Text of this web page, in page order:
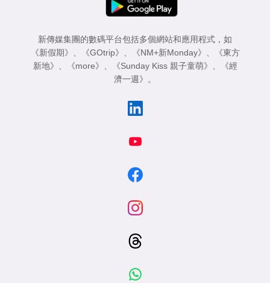
新傳媒集團的數碼平台包括多個網站和應用程式，如
《新假期》 、 《GOtrip》 、 《NM+新Monday》 、
《東方
新地》 、 《more》 、 《Sunday Kiss 親子童萌》 、
《經
濟一週》 。